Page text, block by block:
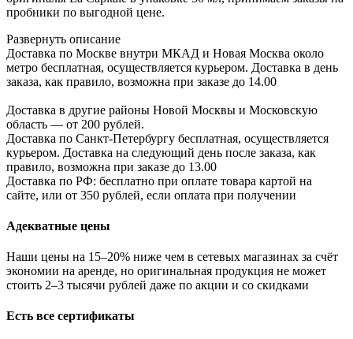
пробники по выгодной цене.
Развернуть описание
Доставка по Москве внутри МКАД и Новая Москва около
метро бесплатная, осуществляется курьером. Доставка в день
заказа, как правило, возможна при заказе до 14.00
Доставка в другие районы Новой Москвы и Московскую
область — от 200 рублей.
Доставка по Санкт-Петербургу бесплатная, осуществляется
курьером. Доставка на следующий день после заказа, как
правило, возможна при заказе до 13.00
Доставка по РФ: бесплатно при оплате товара картой на
сайте, или от 350 рублей, если оплата при получении
Адекватные цены
Наши цены на 15–20% ниже чем в сетевых магазинах за счёт
экономии на аренде, но оригинальная продукция не может
стоить 2–3 тысячи рублей даже по акции и со скидками
Есть все сертификаты